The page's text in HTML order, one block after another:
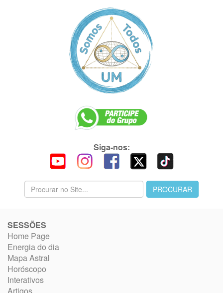
Siga-nos:
SESSÕES
Home Page
Energia do dia
Mapa Astral
Horóscopo
Interativos